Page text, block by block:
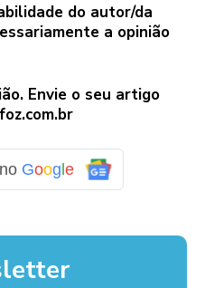
do autor/da
a opinião
Envie o seu artigo
Google